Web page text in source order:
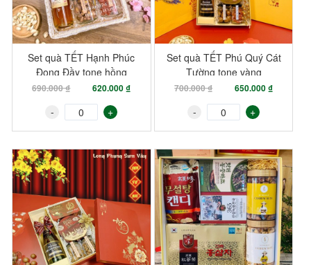
Set quà TẾT Hạnh Phúc
Đong Đầy tone hồng
690.000 ₫ 620.000 ₫
- +
Set quà TẾT Phú Quý Cát
Tường tone vàng
700.000 ₫ 650.000 ₫
- +
-7%